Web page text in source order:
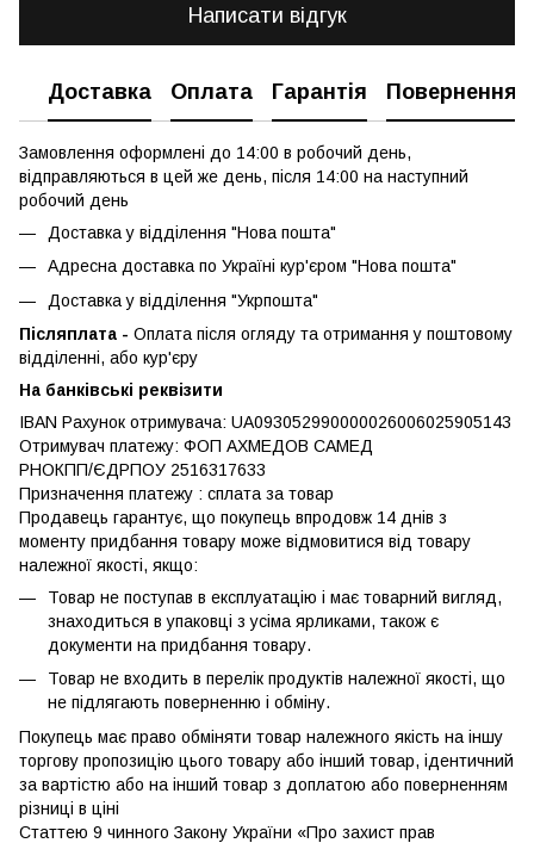
Написати відгук
Доставка Оплата Гарантія Повернення
Замовлення оформлені до 14:00 в робочий день,
відправляються в цей же день, після 14:00 на наступний
робочий день
Доставка у відділення "Нова пошта"
Адресна доставка по Україні кур'єром "Нова пошта"
Доставка у відділення "Укрпошта"
Післяплата - Оплата після огляду та отримання у поштовому
відділенні, або кур'єру
На банківські реквізити
IBAN Рахунок отримувача: UA093052990000026006025905143
Отримувач платежу: ФОП АХМЕДОВ САМЕД
РНОКПП/ЄДРПОУ 2516317633
Призначення платежу : сплата за товар
Продавець гарантує, що покупець впродовж 14 днів з
моменту придбання товару може відмовитися від товару
належної якості, якщо:
Товар не поступав в експлуатацію і має товарний вигляд,
знаходиться в упаковці з усіма ярликами, також є
документи на придбання товару.
Товар не входить в перелік продуктів належної якості, що
не підлягають поверненню і обміну.
Покупець має право обміняти товар належного якість на іншу
торгову пропозицію цього товару або інший товар, ідентичний
за вартістю або на інший товар з доплатою або поверненням
різниці в ціні
Статтею 9 чинного Закону України «Про захист прав